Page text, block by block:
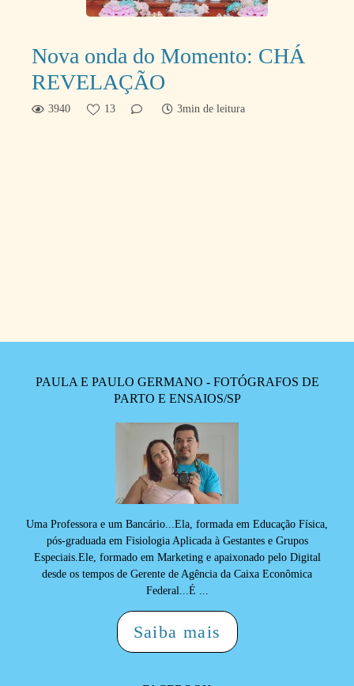
Nova onda do Momento: CHÁ
REVELAÇÃO
3940 13 3min de leitura
PAULA E PAULO GERMANO - FOTÓGRAFOS DE
PARTO E ENSAIOS/SP
Uma Professora e um Bancário...Ela, formada em Educação Física,
pós-graduada em Fisiologia Aplicada à Gestantes e Grupos
Especiais.Ele, formado em Marketing e apaixonado pelo Digital
desde os tempos de Gerente de Agência da Caixa Econômica
Federal...É ...
Saiba mais